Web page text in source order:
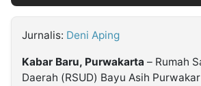
Jurnalis: Deni Aping
Kabar Baru, Purwakarta – Rumah
Daerah (RSUD) Bayu Asih